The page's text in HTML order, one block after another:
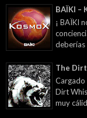
BAÏKI –
¡ BAÏKI
deberías
The
Cargado
Dirt
muy